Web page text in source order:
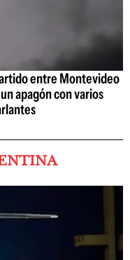
entre Montevideo
apagón con varios